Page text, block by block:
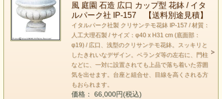
風 庭園 石造 広口 カップ型 花鉢 / イタ
ルパーク社 IP-157 【送料別途見積】
イタルパーク社製 クリサンテモ花鉢 IP-157 / 材質：
人工大理石製 / サイズ：φ40 x H31 cm (底面部：
φ19) / 広口、浅型のクリサンテモ花鉢。スッキリと
したきれいなデザイン。ベランダ等の左右に、門柱
などに、一対に設置されても上品で落ち着いた雰囲
気を出せます。台座と組合せ、目線を高くされる方
もおられます。
価格： 66,000円(税込)